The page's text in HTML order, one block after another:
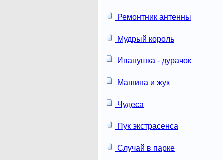
Ремонтник антенны
Мудрый король
Иванушка - дурачок
Машина и жук
Чудеса
Пук экстрасенса
Случай в парке